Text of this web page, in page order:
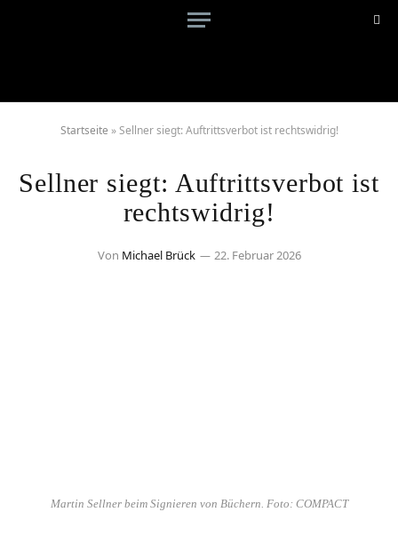
Startseite »Sellner siegt: Auftrittsverbot ist rechtswidrig!
Sellner siegt: Auftrittsverbot ist
rechtswidrig!
Von Michael Brück 22. Februar 2026
Martin Sellner beim Signieren von Büchern. Foto: COMPACT